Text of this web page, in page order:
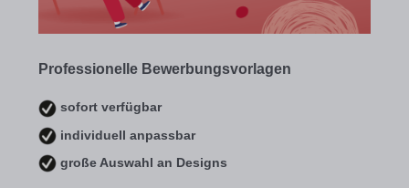
Professionelle Bewerbungsvorlagen
sofort verfügbar
individuell anpassbar
große Auswahl an Designs